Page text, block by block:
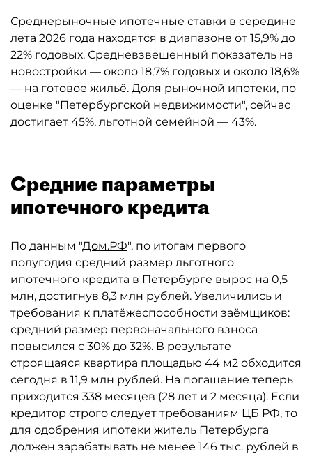
Среднерыночные ипотечные ставки в середине
лета 2026 года находятся в диапазоне от 15,9% до
22% годовых. Средневзвешенный показатель на
новостройки — около 18,7% годовых и около 18,6%
— на готовое жильё. Доля рыночной ипотеки, по
оценке "Петербургской недвижимости", сейчас
достигает 45%, льготной семейной — 43%.
Средние параметры
ипотечного кредита
По данным "Дом.РФ", по итогам первого
полугодия средний размер льготного
ипотечного кредита в Петербурге вырос на 0,5
млн, достигнув 8,3 млн рублей. Увеличились и
требования к платёжеспособности заёмщиков:
средний размер первоначального взноса
повысился с 30% до 32%. В результате
строящаяся квартира площадью 44 м2 обходится
сегодня в 11,9 млн рублей. На погашение теперь
приходится 338 месяцев (28 лет и 2 месяца). Если
кредитор строго следует требованиям ЦБ РФ, то
для одобрения ипотеки житель Петербурга
должен зарабатывать не менее 146 тыс. рублей в